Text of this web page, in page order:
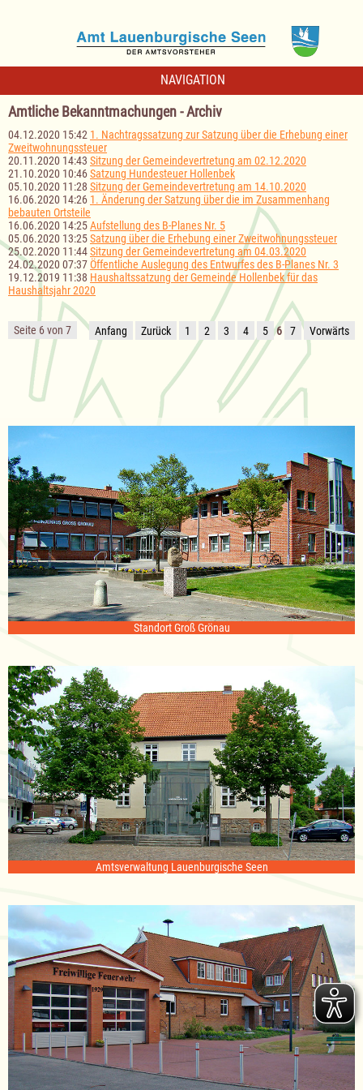
NAVIGATION
Amtliche Bekanntmachungen - Archiv
04.12.2020 15:42 1. Nachtragssatzung zur Satzung über die Erhebung einer
Zweitwohnungssteuer
20.11.2020 14:43 Sitzung der Gemeindevertretung am 02.12.2020
21.10.2020 10:46Satzung Hundesteuer Hollenbek
05.10.2020 11:28 Sitzung der Gemeindevertretung am 14.10.2020
16.06.2020 14:26 1. Änderung der Satzung über die im Zusammenhang
bebauten Ortsteile
16.06.2020 14:25Aufstellung des B-Planes Nr. 5
05.06.2020 13:25Satzung über die Erhebung einer Zweitwohnungssteuer
25.02.2020 11:44Sitzung der Gemeindevertretung am 04.03.2020
24.02.2020 07:37Öffentliche Auslegung des Entwurfes des B-Planes Nr. 3
19.12.2019 11:38 Haushaltssatzung der Gemeinde Hollenbek für das
Haushaltsjahr 2020
Seite 6 von 7 Anfang Zurück 1 2 3 4 5 6 7 Vorwärts
Standort Groß Grönau
Amtsverwaltung Lauenburgische Seen